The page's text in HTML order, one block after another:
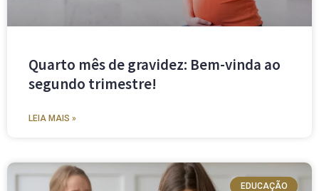
Quarto mês de gravidez: Bem-vinda ao
segundo trimestre!
LEIA MAIS »
EDUCAÇÃO